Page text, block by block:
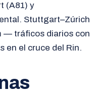
(A81) y
Stuttgart–Zúrich
— tráficos diarios con
en el cruce del Rin.